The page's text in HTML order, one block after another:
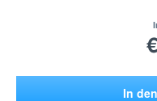
In den